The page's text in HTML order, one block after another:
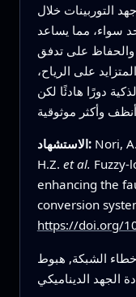
التوربينات خلال
حد سواء، مما يساعد
والحفاظ على تدفق
على الرياح،
دورًا هادئًا لكن
الاستشهاد: Nori,
H.Z. et al. Fuzzy-
enhancing the
conversion
https://doi.org/
الشبكة, هبوط
الجهد الديناميكي